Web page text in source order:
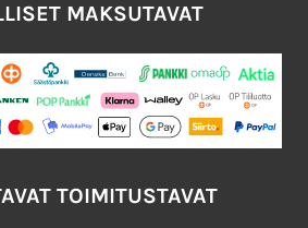
MAKSUTAVAT
TOIMITUSTAVAT